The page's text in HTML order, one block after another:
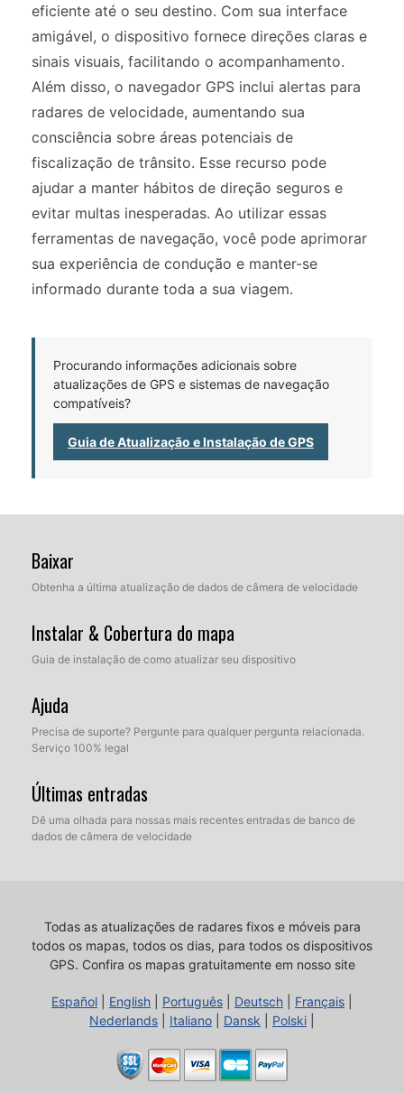
eficiente até o seu destino. Com sua interface
amigável, o dispositivo fornece direções claras e
sinais visuais, facilitando o acompanhamento.
Além disso, o navegador GPS inclui alertas para
radares de velocidade, aumentando sua
consciência sobre áreas potenciais de
fiscalização de trânsito. Esse recurso pode
ajudar a manter hábitos de direção seguros e
evitar multas inesperadas. Ao utilizar essas
ferramentas de navegação, você pode aprimorar
sua experiência de condução e manter-se
informado durante toda a sua viagem.
Procurando informações adicionais sobre
atualizações de GPS e sistemas de navegação
compatíveis?
Guia de Atualização e Instalação de GPS
Baixar
Obtenha a última atualização de dados de câmera de velocidade
Instalar & Cobertura do mapa
Guia de instalação de como atualizar seu dispositivo
Ajuda
Precisa de suporte? Pergunte para qualquer pergunta relacionada.
Serviço 100% legal
Últimas entradas
Dê uma olhada para nossas mais recentes entradas de banco de
dados de câmera de velocidade
Todas as atualizações de radares fixos e móveis para
todos os mapas, todos os dias, para todos os dispositivos
GPS. Confira os mapas gratuitamente em nosso site
Español English Português Deutsch Français
Nederlands
Italiano Dansk Polski